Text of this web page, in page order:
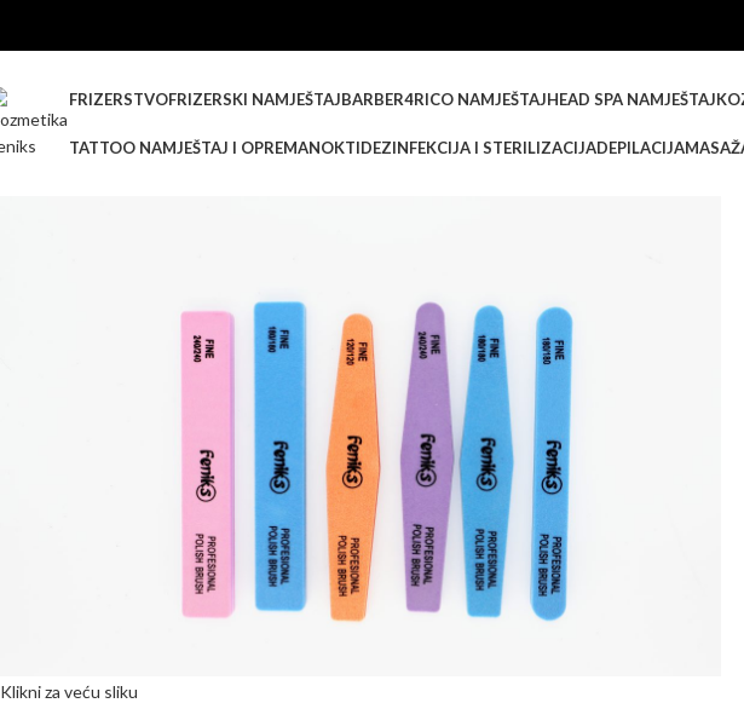
FRIZERSTVOFRIZERSKI NAMJEŠTAJBARBER4RICO NAMJEŠTAJHEAD SPA NAMJEŠTAJ
TATTOO NAMJEŠTAJ I OPREMANOKTIDEZINFEKCIJA I STERILIZACIJADEPILACIJA
Klikni za veću sliku